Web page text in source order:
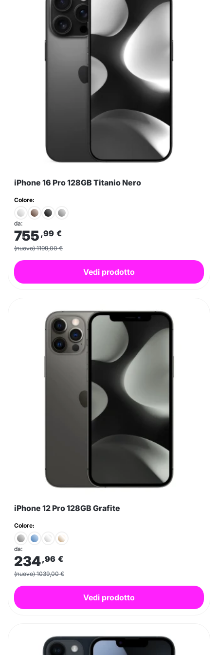
iPhone 16 Pro 128GB Titanio Nero
Colore:
da:
755 ,99 €
(nuovo) 1199,00 €
Vedi prodotto
iPhone 12 Pro 128GB Grafite
Colore:
da:
234,96 €
(nuovo) 1039,00 €
Vedi prodotto